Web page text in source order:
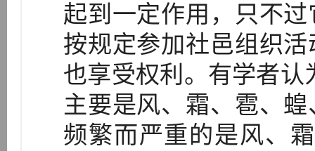
起到一定作用，只不
按规定参加社邑组织
也享受权利。有学者认
主要是风、霜、雹、
频繁而严重的是风、